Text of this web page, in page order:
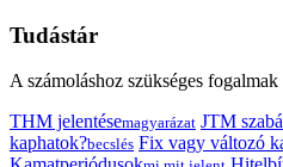
Tudástár
A számoláshoz szükséges
THM jelentésemagyarázat JTM
kaphatok?becslés Fix vagy változó